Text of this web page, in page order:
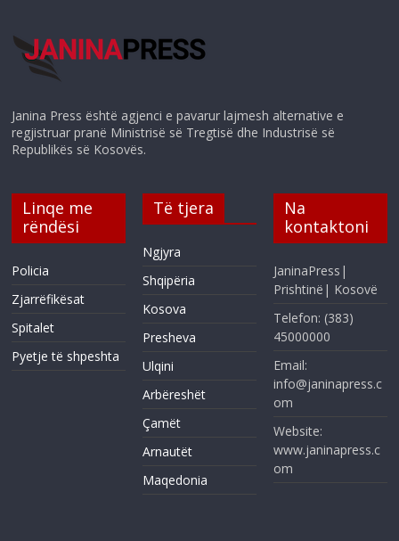
Janina Press është agjenci e pavarur lajmesh alternative e
regjistruar pranë Ministrisë së Tregtisë dhe Industrisë së
Republikës së Kosovës.
Linqe me
rëndësi
Policia
Zjarrëfikësat
Spitalet
Pyetje të shpeshta
Të tjera
Ngjyra
Shqipëria
Kosova
Presheva
Ulqini
Arbëreshët
Çamët
Arnautët
Maqedonia
Na
kontaktoni
JaninaPress|
Prishtinë| Kosovë
Telefon: (383)
45000000
Email:
info@janinapress.c
om
Website:
www.janinapress.c
om